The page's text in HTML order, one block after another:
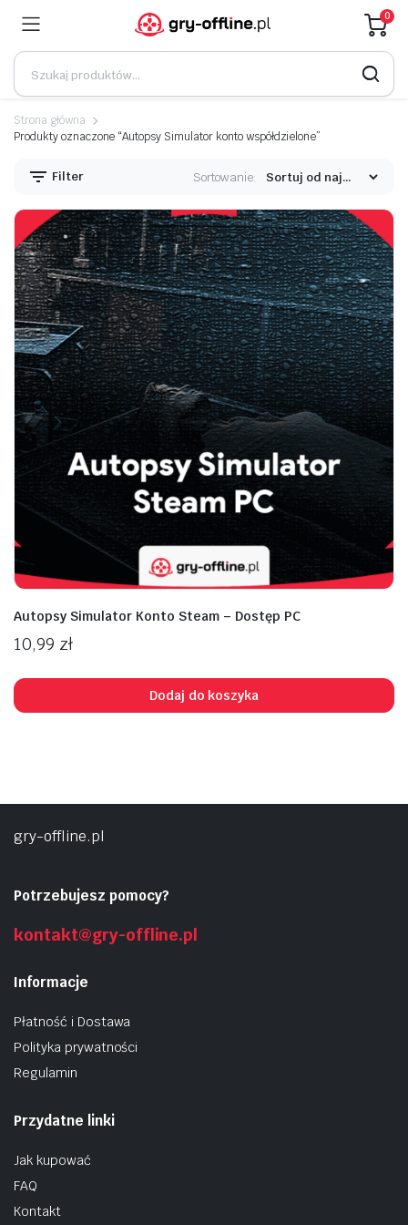
0
Strona główna
Produkty oznaczone “Autopsy Simulator konto współdzielone”
Filter Sortowanie:
Autopsy Simulator Konto Steam – Dostęp PC
10,99 zł
Dodaj do koszyka
gry-offline.pl
Potrzebujesz pomocy?
kontakt@gry-offline.pl
Informacje
Płatność i Dostawa
Polityka prywatności
Regulamin
Przydatne linki
Jak kupować
FAQ
Kontakt